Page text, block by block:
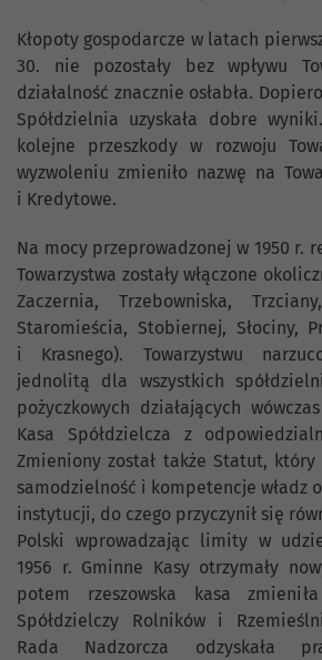
Kłopoty gospodarcze w latach
30. nie pozostały bez wpływu
działalność znacznie osłabła.
Spółdzielnia uzyskała dobre
kolejne przeszkody w rozwoju
wyzwoleniu zmieniło nazwę na
i Kredytowe.
Na mocy przeprowadzonej w 1950 r.
Towarzystwa zostały włączone
Zaczernia, Trzebowniska,
Staromieścia, Stobiernej, Słociny,
i Krasnego). Towarzystwu
jednolitą dla wszystkich
pożyczkowych działających
Kasa Spółdzielcza z
Zmieniony został także Statut, który
samodzielność i kompetencje władz
instytucji, do czego przyczynił się
Polski wprowadzając limity w
1956 r. Gminne Kasy otrzymały
potem rzeszowska kasa
Spółdzielczy Rolników i
Rada Nadzorcza odzyskała